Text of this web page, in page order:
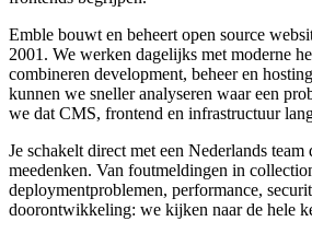
Emble bouwt en beheert open source
2001. We werken dagelijks met moderne
combineren development, beheer en
kunnen we sneller analyseren waar een
we dat CMS, frontend en infrastructuur
Je schakelt direct met een Nederlands
meedenken. Van foutmeldingen in
deploymentproblemen, performance,
doorontwikkeling: we kijken naar de hele